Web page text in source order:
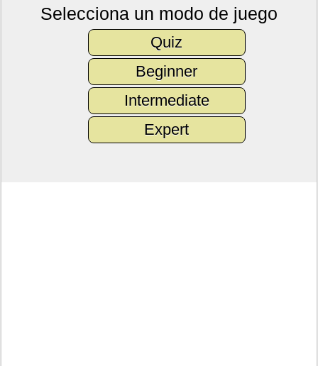
Selecciona un modo de juego
Quiz
Beginner
Intermediate
Expert